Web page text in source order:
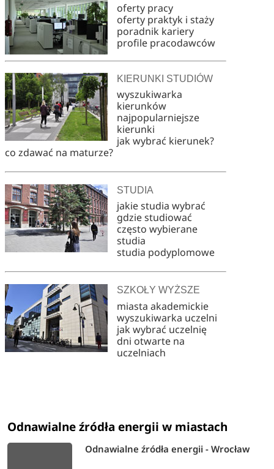
oferty pracy
oferty praktyk i staży
poradnik kariery
profile pracodawców
KIERUNKI STUDIÓW
wyszukiwarka
kierunków
najpopularniejsze
kierunki
jak wybrać kierunek?
co zdawać na maturze?
STUDIA
jakie studia wybrać
gdzie studiować
często wybierane
studia
studia podyplomowe
SZKOŁY WYŻSZE
miasta akademickie
wyszukiwarka uczelni
jak wybrać uczelnię
dni otwarte na
uczelniach
Odnawialne źródła energii w miastach
Odnawialne źródła energii - Wrocław